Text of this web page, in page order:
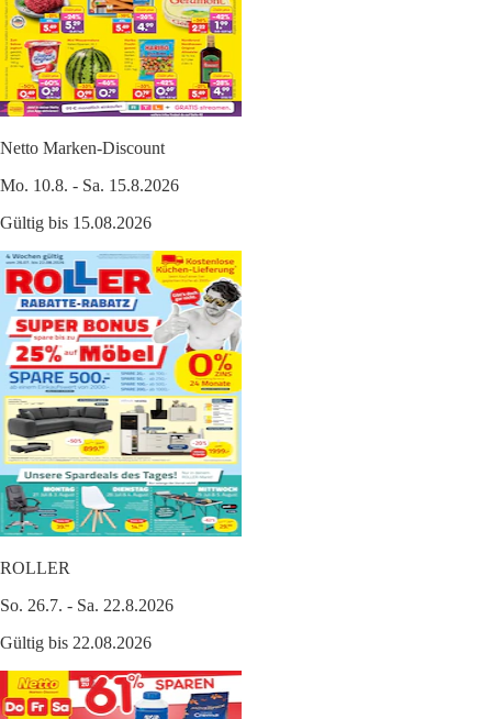
Netto Marken-Discount
Mo. 10.8. - Sa. 15.8.2026
Gültig bis 15.08.2026
ROLLER
So. 26.7. - Sa. 22.8.2026
Gültig bis 22.08.2026